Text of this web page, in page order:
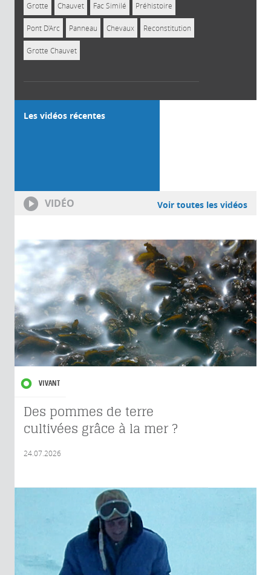
Grotte Chauvet Fac Similé Préhistoire
Pont D'Arc Panneau Chevaux Reconstitution
Grotte Chauvet
Les vidéos récentes
VIDÉO Voir toutes les vidéos
VIVANT
Des pommes de terre
cultivées grâce à la mer ?
24.07.2026